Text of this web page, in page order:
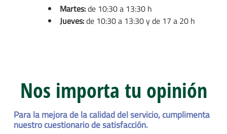
Martes:de 10:30 a 13:30 h
Jueves:de 10:30 a 13:30 y de 17 a 20 h
Nos importa tu opinión
Para la mejora de la calidad del servicio, cumplimenta
nuestro cuestionario de satisfacción.